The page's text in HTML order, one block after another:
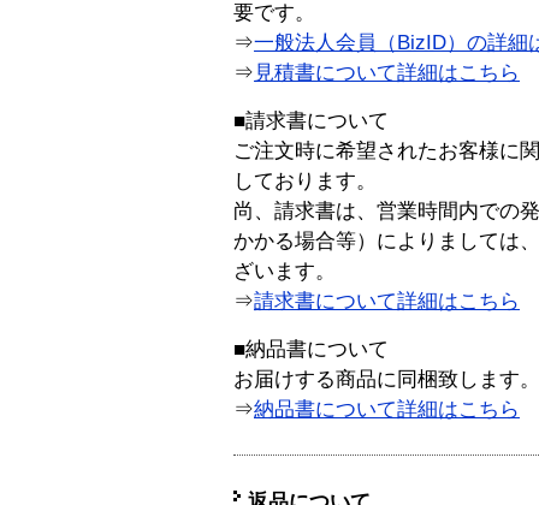
要です。
⇒一般法人会員（BizID）の詳細
⇒ 見積書について詳細はこちら
■請求書について
ご注文時に希望されたお客様に
しております。
尚、請求書は、営業時間内での
かかる場合等）によりましては
ざいます。
⇒請求書について詳細はこちら
■納品書について
お届けする商品に同梱致します。
⇒納品書について詳細はこちら